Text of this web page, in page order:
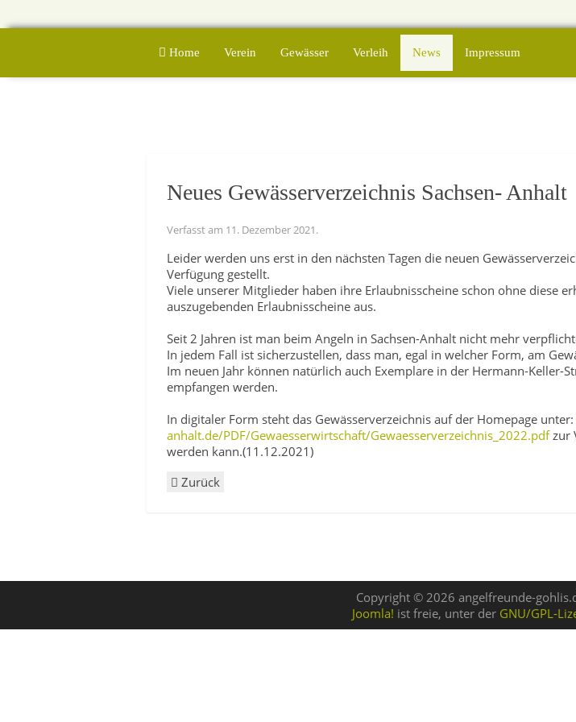
Home Verein Gewässer Verleih News Impressum
Neues Gewässerverzeichnis Sachsen- Anhalt
Verfasst am 11. Dezember 2021.
Leider werden uns erst in den nächsten Tagen die neuen
Verfügung gestellt.
Viele unserer Mitglieder haben ihre Erlaubnisscheine schon ohne diese
auszugebenden Erlaubnisscheine aus.
Seit 2 Jahren ist man beim Angeln in Sachsen-Anhalt nicht mehr
In jedem Fall ist sicherzustellen, dass man, egal in welcher Form, am
Im neuen Jahr können natürlich auch Exemplare in der Hermann-Keller-
empfangen werden.
In digitaler Form steht das Gewässerverzeichnis auf der Homepage unter:
anhalt.de/PDF/Gewaesserwirtschaft/Gewaesserverzeichnis_2022.pdfzur
werden kann.(11.12.2021)
Zurück
Copyright © 2026 angelfreunde-
Joomla! ist freie, unter der GNU/GPL-